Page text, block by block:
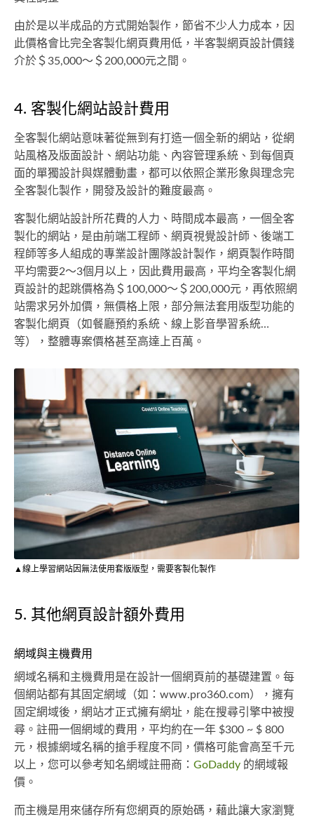
由於是以半成品的方式開始製作，節省不少人力成本，因
此價格會比完全客製化網頁費用低，半客製網頁設計價錢
介於＄35,000～＄200,000元之間。
4. 客製化網站設計費用
全客製化網站意味著從無到有打造一個全新的網站，從網
站風格及版面設計、網站功能、內容管理系統、到每個頁
面的單獨設計與媒體動畫，都可以依照企業形象與理念完
全客製化製作，開發及設計的難度最高。
客製化網站設計所花費的人力、時間成本最高，一個全客
製化的網站，是由前端工程師、網頁視覺設計師、後端工
程師等多人組成的專業設計團隊設計製作，網頁製作時間
平均需要2～3個月以上，因此費用最高，平均全客製化網
頁設計的起跳價格為＄100,000～＄200,000元，再依照網
站需求另外加價，無價格上限，部分無法套用版型功能的
客製化網頁（如餐廳預約系統、線上影音學習系統…
等），整體專案價格甚至高達上百萬。
▲線上學習網站因無法使用套版版型，需要客製化製作
5. 其他網頁設計額外費用
網域與主機費用
網域名稱和主機費用是在設計一個網頁前的基礎建置。每
個網站都有其固定網域（如：www.pro360.com），擁有
固定網域後，網站才正式擁有網址，能在搜尋引擎中被搜
尋。註冊一個網域的費用，平均約在一年 $300 ~ $ 800
元，根據網域名稱的搶手程度不同，價格可能會高至千元
以上，您可以參考知名網域註冊商： GoDaddy 的網域報
價。
而主機是用來儲存所有您網頁的原始碼，藉此讓大家瀏覽